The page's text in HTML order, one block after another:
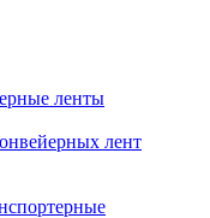
ленты
лент